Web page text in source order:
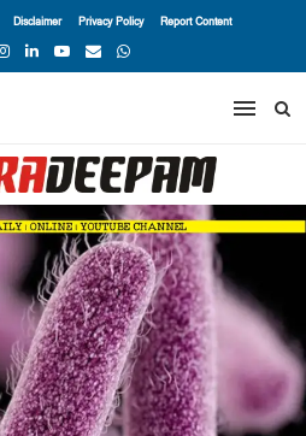
Disclaimer Privacy Policy Report Content